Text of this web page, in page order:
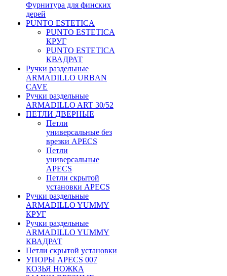
Фурнитура для финских
дерей
PUNTO ESTETICA
PUNTO ESTETICA
КРУГ
PUNTO ESTETICA
КВАДРАТ
Ручки раздельные
ARMADILLO URBAN
CAVE
Ручки раздельные
ARMADILLO ART 30/52
ПЕТЛИ ДВЕРНЫЕ
Петли
универсальные без
врезки APECS
Петли
универсальные
APECS
Петли скрытой
установки APECS
Ручки раздельные
ARMADILLO YUMMY
КРУГ
Ручки раздельные
ARMADILLO YUMMY
КВАДРАТ
Петли скрытой установки
УПОРЫ APECS 007
КОЗЬЯ НОЖКА